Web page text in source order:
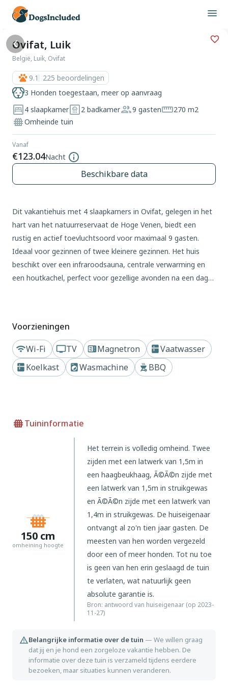
Ovifat, Luik
België, Luik, Ovifat
9.1 225 beoordelingen
3 Honden toegestaan, meer op aanvraag
4 slaapkamer
2 badkamer 9 gasten
270 m2
Omheinde tuin
Vanaf
€123.04Nacht
Beschikbare data
Dit vakantiehuis met 4 slaapkamers in Ovifat, gelegen in het
hart van het natuurreservaat de Hoge Venen, biedt een
rustig en actief toevluchtsoord voor maximaal 9 gasten.
Ideaal voor gezinnen of twee kleinere gezinnen. Het huis
beschikt over een infraroodsauna, centrale verwarming en
een houtkachel, perfect voor gezellige avonden na een dag
uitgeruste keuken en een terras op het zuiden met barbecue
en tuinmeubilair. Kinderen zullen genieten van de
speeltoestellen en het tafelvoetbalspel, terwijl volwassenen
kunnen ontspannen met uitzicht op het omliggende groen.
Het huis ligt op slechts 500 meter van de skipistes van Ovifat
en op 4 km van het meer van Robertville. Het is ideaal om te
skiën, wandelen en watersporten te beoefenen. Verken
nabijgelegen steden zoals Bütgenbach, Malmedy en Spa, of
geniet van lokale gerechten in restaurants op slechts 500
meter afstand. Supermarkten bevinden zich op 2 km afstand.
Voorzieningen
Wi-Fi
TV Magnetron
Vaatwasser
Koelkast
Wasmachine BBQ
Tuininformatie
150 cm
omheining hoogte
Het terrein is volledig omheind. Twee
zijden met een latwerk van 1,5m in
een haagbeukhaag, Ã©Ã©n zijde met
een latwerk van 1,5m in struikgewas
en Ã©Ã©n zijde met een latwerk van
1,4m in struikgewas. De huiseigenaar
ontvangt al zo'n tien jaar gasten. De
meesten van hen worden vergezeld
door een of meer honden. Tot nu toe
is geen van hen erin geslaagd de tuin
te verlaten, wat natuurlijk geen
absolute garantie is.
Bron: antwoord van huiseigenaar (op 2023-
11-27)
Belangrijke informatie over de tuin — We willen graag
dat jij en je hond een zorgeloze vakantie hebben. De
informatie over deze tuin is verzameld tijdens eerdere
bezoeken, maar situaties kunnen veranderen.